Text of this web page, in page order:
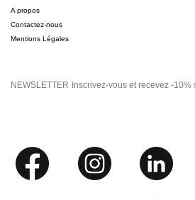
A propos
Contactez-nous
Mentions Légales
NEWSLETTER Inscrivez-vous et recevez -